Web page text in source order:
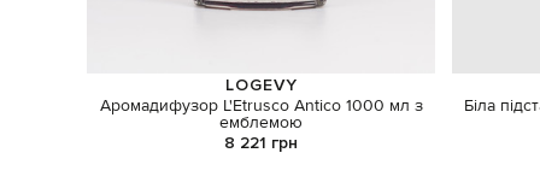
LOGEVY
Аромадифузор L'Etrusco Antico 1000 мл з
емблемою
8 221 грн
Біла